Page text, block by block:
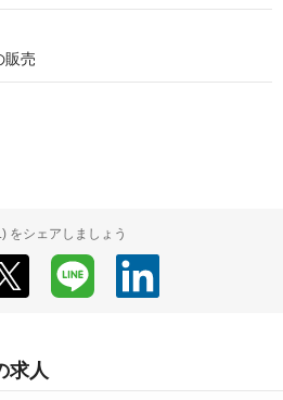
販売
をシェアしましょう
求人